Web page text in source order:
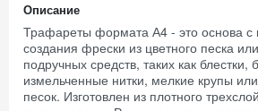
Описание
Трафареты формата А4 - это основа с
создания фрески из цветного песка
подручных средств, таких как блестки,
измельченные нитки, мелкие крупы
песок. Изготовлен из плотного